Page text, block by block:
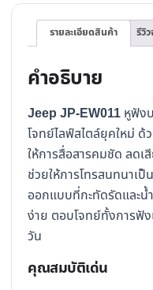
รายละเอียดสินค้า รีวิ
คำอธิบาย
Jeep JP-EW011 หูฟัง
โจทย์ไลฟ์สไตล์ยุคใหม่
ให้การสื่อสารคมชัด ลดเ
ช่วยให้การโทรสนทนาเ
ออกแบบที่กะทัดรัดและน้
ง่าย ตอบโจทย์ทั้งการฟั
วัน
คุณสมบัติเด่น